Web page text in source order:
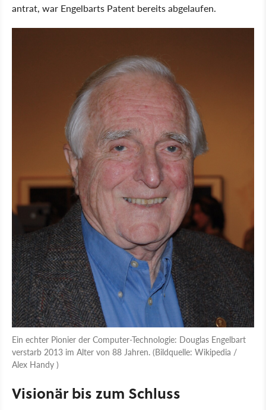
antrat, war Engelbarts Patent bereits abgelaufen.
Ein echter Pionier der Computer-Technologie: Douglas Engelbart
verstarb 2013 im Alter von 88 Jahren. (Bildquelle: Wikipedia /
Alex Handy )
Visionär bis zum Schluss